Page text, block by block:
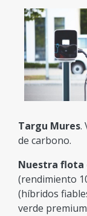
Targu Mures.
de carbono.
Nuestra flota
(rendimiento
(híbridos
verde